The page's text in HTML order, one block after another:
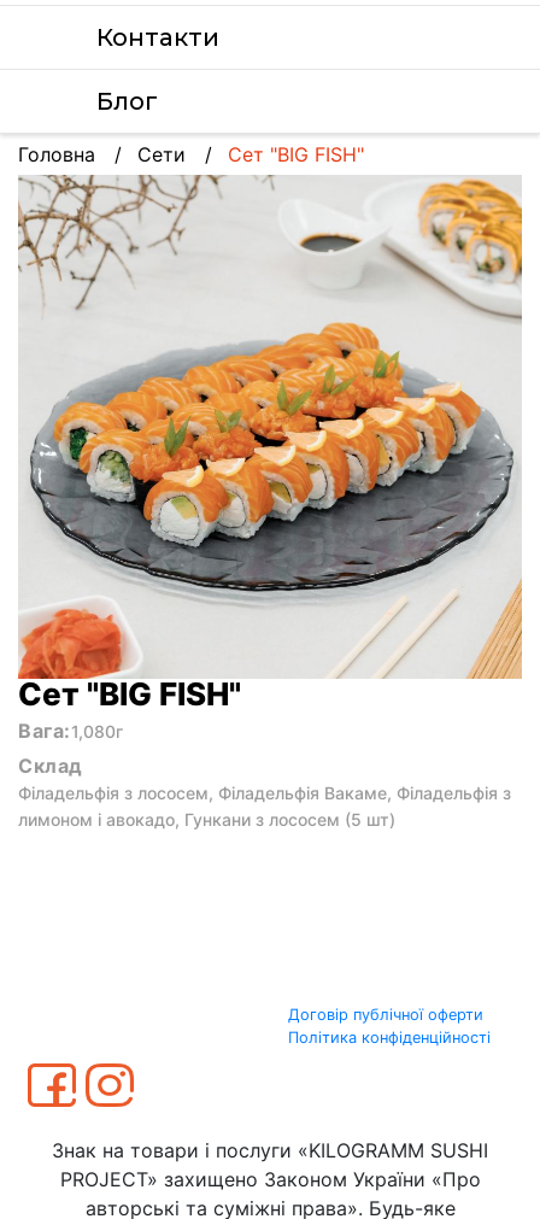
Контакти
Блог
Головна Сети Сет "BIG FISH"
Сет "BIG FISH"
Вага:1,080г
Склад
Філадельфія з лососем, Філадельфія Вакаме, Філадельфія з
лимоном і авокадо, Гункани з лососем (5 шт)
Договір публічної оферти
Політика конфіденційності
Знак на товари і послуги «KILOGRAMM SUSHI
PROJECT» захищено Законом України «Про
авторські та суміжні права». Будь-яке